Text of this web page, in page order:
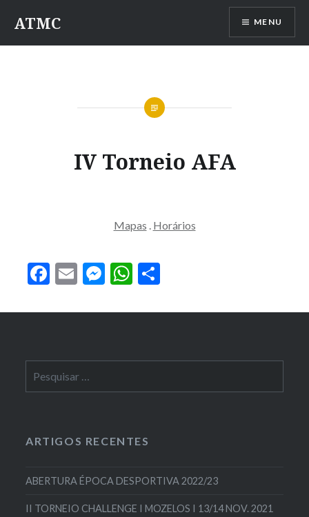
para
conteúdo
ATMC MENU
IV Torneio AFA
Mapas . Horários
Facebook
EmailMessenger
WhatsApp
Partilhar
por:
ARTIGOS RECENTES
ABERTURA ÉPOCA DESPORTIVA 2022/23
II TORNEIO CHALLENGE I MOZELOS I 13/14 NOV. 2021